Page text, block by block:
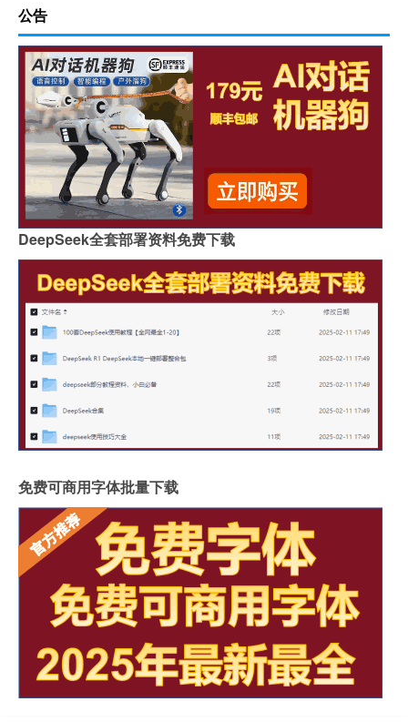
公告
DeepSeek全套部署资料免费下载
免费可商用字体批量下载